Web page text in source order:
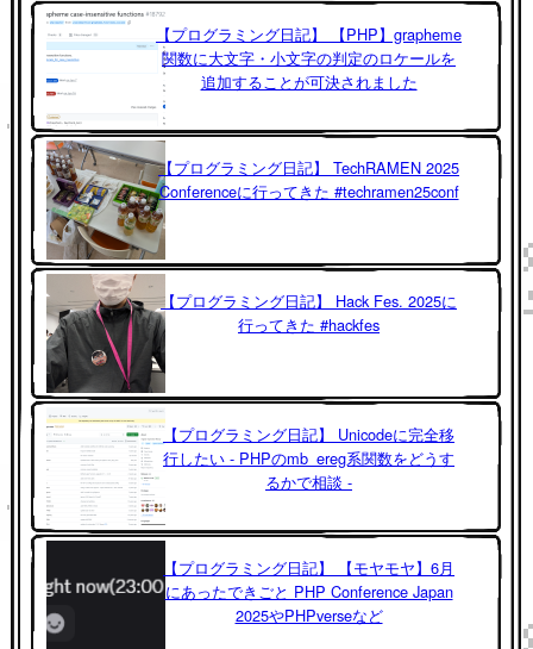
【プログラミング日記】 【PHP】grapheme
関数に大文字・小文字の判定のロケールを
追加することが可決されました
【プログラミング日記】 TechRAMEN 2025
Conferenceに行ってきた #techramen25conf
【プログラミング日記】 Hack Fes. 2025に
行ってきた #hackfes
【プログラミング日記】 Unicodeに完全移
行したい - PHPのmb_ereg系関数をどうす
るかで相談 -
【プログラミング日記】 【モヤモヤ】6月
にあったできごと PHP Conference Japan
2025やPHPverseなど